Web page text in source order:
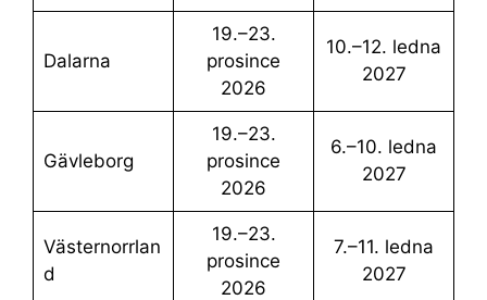
Dalarna
19.–23.
prosince
2026
10.–12. ledna
2027
Gävleborg
19.–23.
prosince
2026
6.–10. ledna
2027
Västernorrlan
d
19.–23.
prosince
2026
7.–11. ledna
2027